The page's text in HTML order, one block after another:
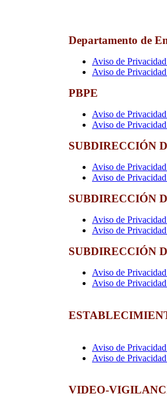
Departamento de
Aviso de
Aviso de
PBPE
Aviso de
Aviso de
SUBDIRECCIÓN
Aviso de
Aviso de
SUBDIRECCIÓN
Aviso de
Aviso de
SUBDIRECCIÓN
Aviso de
Aviso de
Aviso de
Aviso de
VIDEO-